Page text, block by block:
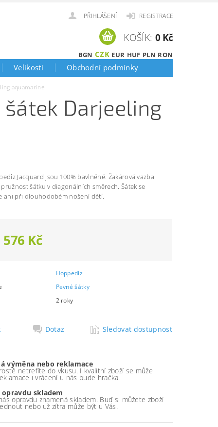
PŘIHLÁŠENÍ REGISTRACE
BGN CZK EUR HUF PLN RON
KOŠÍK: 0 Kč
Velikosti Obchodní podmínky
aquamarine
Darjeeling
Jacquard jsou 100% bavlněné. Žakárová vazba
šátku v diagonálních směrech. Šátek se
ani při dlouhodobém nošení dětí.
Kč
Hoppediz
Pevné šátky
2 roky
Dotaz Sledovat dostupnost
výměna nebo reklamace
netrefíte do vkusu. I kvalitní zboží se může
i vrácení u nás bude hračka.
opravdu skladem
opravdu znamená skladem. Buď si můžete zboží
nebo už zítra může být u Vás.